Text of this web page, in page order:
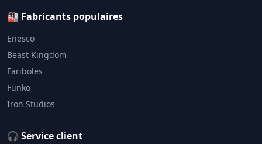
🏭 Fabricants populaires
Enesco
Beast Kingdom
Fariboles
Funko
Iron Studios
🎧 Service client